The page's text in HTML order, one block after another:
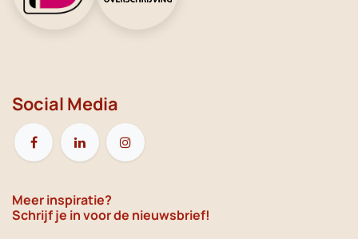
Social Media
Meer inspiratie?
Schrijf je in voor de nieuwsbrief!